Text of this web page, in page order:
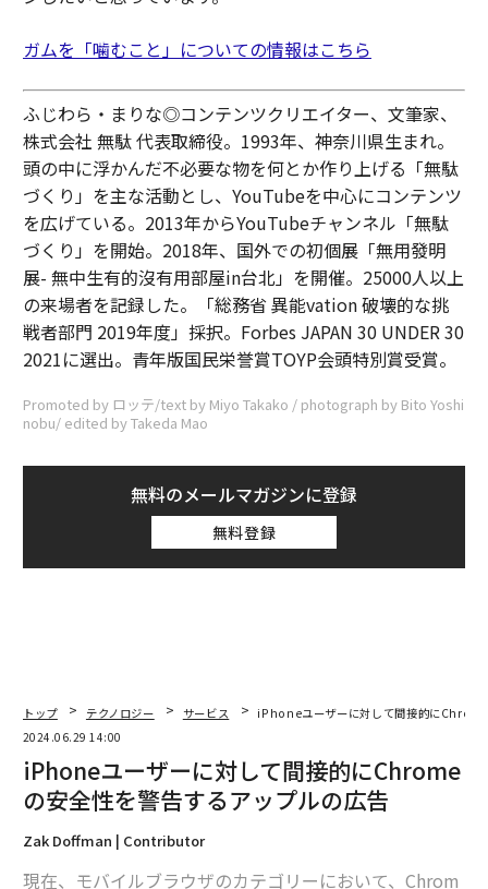
ガムを「噛むこと」についての情報はこちら
ふじわら・まりな◎コンテンツクリエイター、文筆家、
株式会社 無駄 代表取締役。1993年、神奈川県生まれ。
頭の中に浮かんだ不必要な物を何とか作り上げる「無駄
づくり」を主な活動とし、YouTubeを中心にコンテンツ
を広げている。2013年からYouTubeチャンネル「無駄
づくり」を開始。2018年、国外での初個展「無用發明
展- 無中生有的沒有用部屋in台北」を開催。25000人以上
の来場者を記録した。「総務省 異能vation 破壊的な挑
戦者部門 2019年度」採択。Forbes JAPAN 30 UNDER 30
2021に選出。青年版国民栄誉賞TOYP会頭特別賞受賞。
Promoted by ロッテ/text by Miyo Takako / photograph by Bito Yoshi
nobu/ edited by Takeda Mao
無料のメールマガジンに登録
無料登録
トップ テクノロジー サービス
iPhoneユーザーに対して間接的に
2024.06.29 14:00
iPhoneユーザーに対して間接的にChrome
の安全性を警告するアップルの広告
Zak Doffman | Contributor
現在、モバイルブラウザのカテゴリーにおいて、Chrom